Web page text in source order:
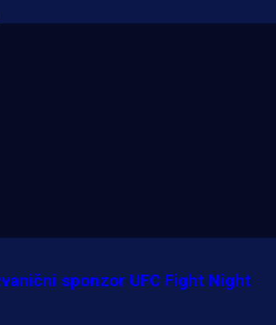
sponzor UFC Fight Night